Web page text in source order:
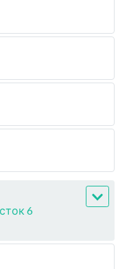
6